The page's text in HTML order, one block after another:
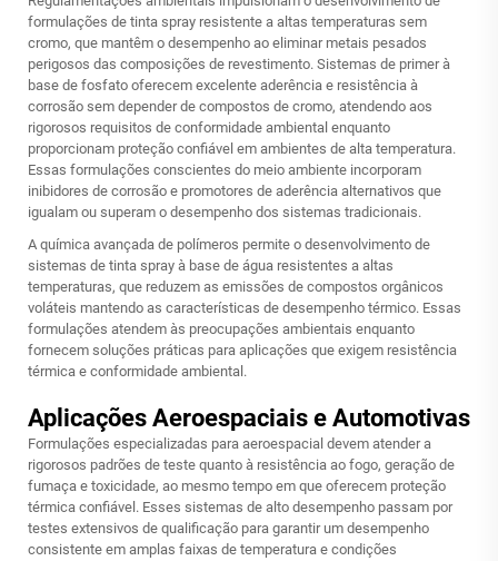
formulações de tinta spray resistente a altas temperaturas sem
cromo, que mantêm o desempenho ao eliminar metais pesados
perigosos das composições de revestimento. Sistemas de primer à
base de fosfato oferecem excelente aderência e resistência à
corrosão sem depender de compostos de cromo, atendendo aos
rigorosos requisitos de conformidade ambiental enquanto
proporcionam proteção confiável em ambientes de alta temperatura.
Essas formulações conscientes do meio ambiente incorporam
inibidores de corrosão e promotores de aderência alternativos que
igualam ou superam o desempenho dos sistemas tradicionais.
A química avançada de polímeros permite o desenvolvimento de
sistemas de tinta spray à base de água resistentes a altas
temperaturas, que reduzem as emissões de compostos orgânicos
voláteis mantendo as características de desempenho térmico. Essas
formulações atendem às preocupações ambientais enquanto
fornecem soluções práticas para aplicações que exigem resistência
térmica e conformidade ambiental.
Aplicações Aeroespaciais e Automotivas
Formulações especializadas para aeroespacial devem atender a
rigorosos padrões de teste quanto à resistência ao fogo, geração de
fumaça e toxicidade, ao mesmo tempo em que oferecem proteção
térmica confiável. Esses sistemas de alto desempenho passam por
testes extensivos de qualificação para garantir um desempenho
consistente em amplas faixas de temperatura e condições